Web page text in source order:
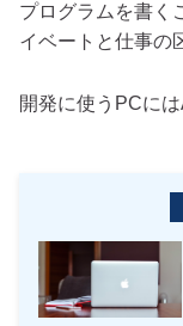
プログラムを書く
イベートと仕事の
開発に使うPCに